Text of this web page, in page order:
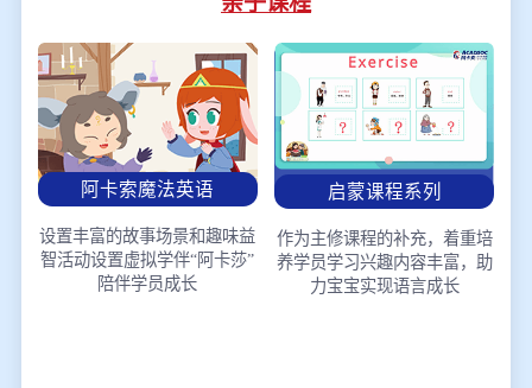
阿卡索魔法英语
设置丰富的故事场景和趣味益
智活动设置虚拟学伴“阿卡莎”
陪伴学员成长
启蒙课程系列
作为主修课程的补充，着重培
养学员学习兴趣内容丰富，助
力宝宝实现语言成长